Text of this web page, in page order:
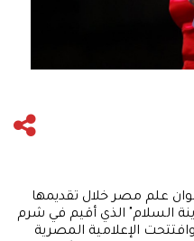
علم مصر خلال تقديمها
السلام" الذي أقيم في شرم
الإعلامية المصرية